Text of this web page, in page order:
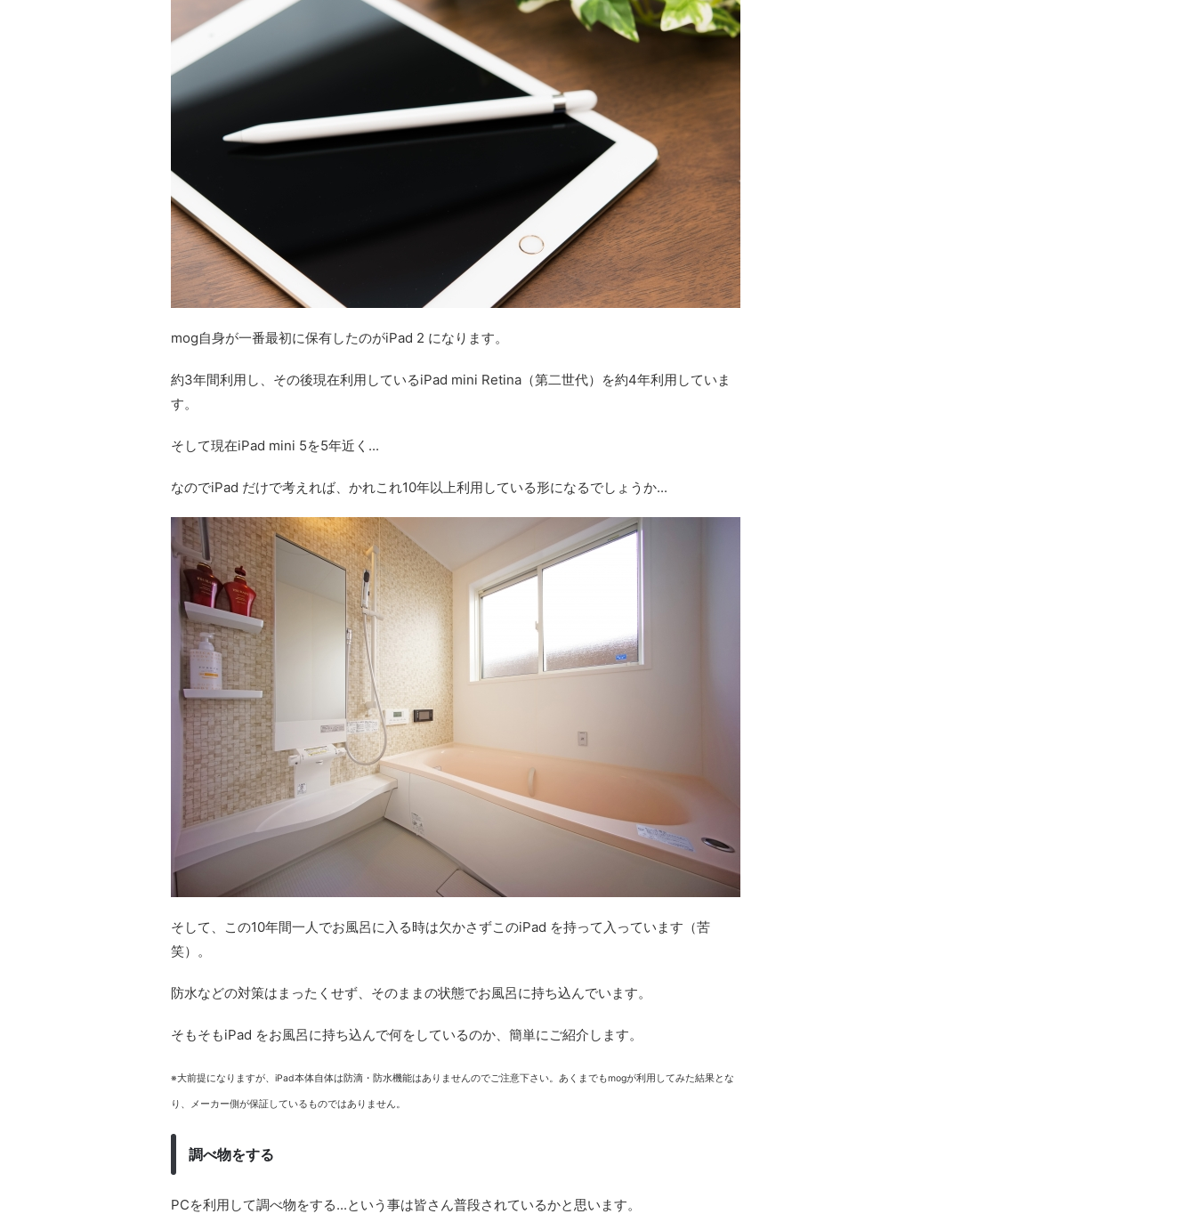
mog自身が一番最初に保有したのがiPad 2 になります。
約3年間利用し、その後現在利用しているiPad mini Retina（第二世代）を約4年利用していま
す。
そして現在iPad mini 5を5年近く...
なのでiPad だけで考えれば、かれこれ10年以上利用している形になるでしょうか...
そして、この10年間一人でお風呂に入る時は欠かさずこのiPad を持って入っています（苦
笑）。
防水などの対策はまったくせず、そのままの状態でお風呂に持ち込んでいます。
そもそもiPad をお風呂に持ち込んで何をしているのか、簡単にご紹介します。
※大前提になりますが、iPad本体自体は防滴・防水機能はありませんのでご注意下さい。あくまでもmogが利用してみた結果とな
り、メーカー側が保証しているものではありません。
調べ物をする
PCを利用して調べ物をする...という事は皆さん普段されているかと思います。